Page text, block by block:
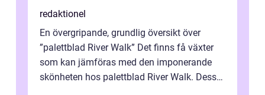
redaktionel
En övergripande, grundlig översikt över
”palettblad River Walk” Det finns få växter
som kan jämföras med den imponerande
skönheten hos palettblad River Walk. Dess